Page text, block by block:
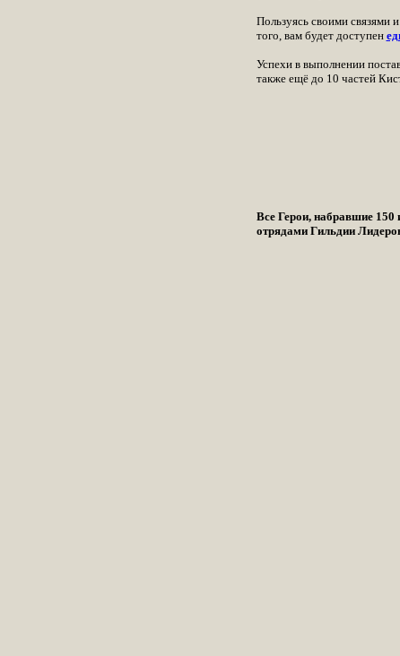
Пользуясь своими связями
того, вам будет доступен
Успехи в выполнении
также ещё до 10 частей
Все Герои, набравшие 150
отрядами Гильдии